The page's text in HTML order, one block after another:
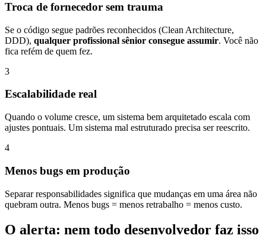
Troca de fornecedor sem trauma
Se o código segue padrões reconhecidos (Clean Architecture,
DDD), qualquer profissional sênior consegue assumir. Você não
fica refém de quem fez.
3
Escalabilidade real
Quando o volume cresce, um sistema bem arquitetado escala com
ajustes pontuais. Um sistema mal estruturado precisa ser reescrito.
4
Menos bugs em produção
Separar responsabilidades significa que mudanças em uma área não
quebram outra. Menos bugs = menos retrabalho = menos custo.
O alerta: nem todo desenvolvedor faz isso